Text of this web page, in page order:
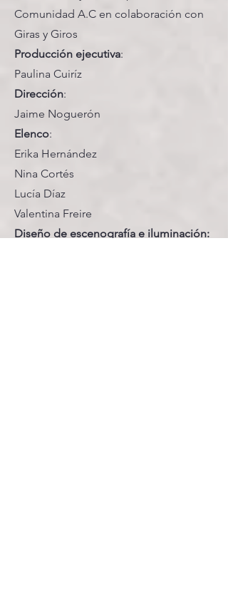
Comunidad A.C en colaboración con
Giras y Giros
Producción ejecutiva:
Paulina Cuiríz
Dirección:
Jaime Noguerón
Elenco:
Erika Hernández
Nina Cortés
Lucía Díaz
Valentina Freire
Diseño de escenografía e iluminación: